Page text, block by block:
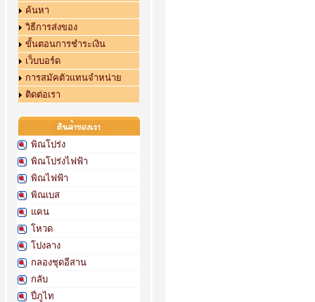
ค้นหา
วิธีการส่งของ
ขั้นตอนการชำระเงิน
เว็บบอร์ด
การสมัคตัวแทนจำหน่าย
ติดต่อเรา
พิณโปร่ง
พิณโปร่งไฟฟ้า
พิณไฟฟ้า
พิณเบส
แคน
โหวด
โปงลาง
กลองชุดอีสาน
กลับ
ปี่ภูไท